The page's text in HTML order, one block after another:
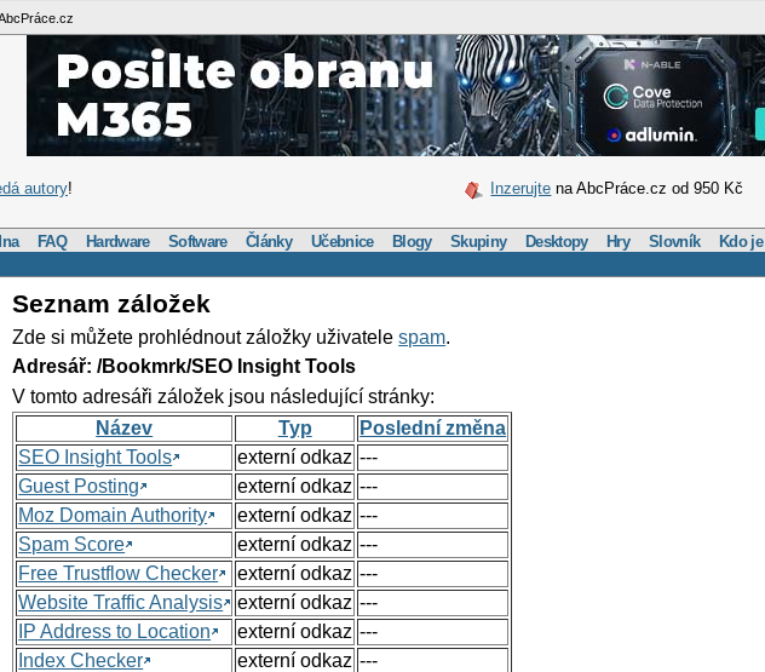
autory! Inzerujte na AbcPráce.cz od 950 Kč
FAQ Hardware Software Články Učebnice Blogy Skupiny Desktopy Hry Slovník Kdo je
Seznam záložek
Zde si můžete prohlédnout záložky uživatelespam.
Adresář: /Bookmrk/SEO Insight Tools
V tomto adresáři záložek jsou následující stránky:
Název
Typ
Poslední změna
SEO Insight Tools
externí odkaz ---
Guest Posting
externí odkaz ---
Moz Domain Authority
externí odkaz ---
Spam Score
externí odkaz ---
Free Trustflow Checker
externí odkaz ---
Website Traffic Analysis
externí odkaz ---
IP Address to Location
externí odkaz ---
Index Checker
externí odkaz ---